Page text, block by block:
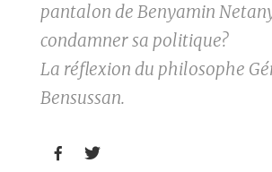
pantalon de Benyamin
condamner sa politique?
La réflexion du philosophe
Bensussan.
 